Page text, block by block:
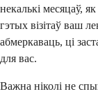
некалькі месяцаў,
гэтых візітаў ваш
абмеркаваць, ці
для вас.
Важна ніколі не